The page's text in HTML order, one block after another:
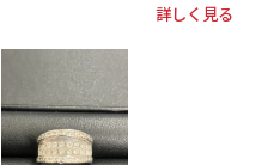
詳しく見る